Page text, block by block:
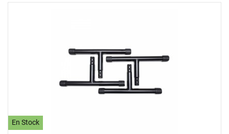
En Stock